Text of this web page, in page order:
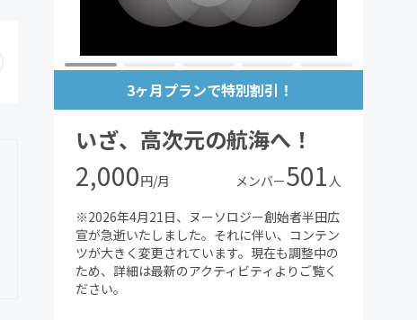
3ヶ月プランで特別割引！
いざ、高次元の航海へ！
2,000円/月 メンバー501 人
※2026年4月21日、ヌーソロジー創始者半田広
宣が急逝いたしました。それに伴い、コンテン
ツが大きく変更されています。現在も調整中の
ため、詳細は最新のアクティビティよりご覧く
ださい。